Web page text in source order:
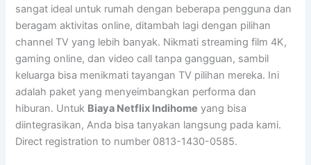
sangat ideal untuk rumah dengan beberapa pengguna dan
beragam aktivitas online, ditambah lagi dengan pilihan
channel TV yang lebih banyak. Nikmati streaming film 4K,
gaming online, dan video call tanpa gangguan, sambil
keluarga bisa menikmati tayangan TV pilihan mereka. Ini
adalah paket yang menyeimbangkan performa dan
hiburan. Untuk Biaya Netflix Indihome yang bisa
diintegrasikan, Anda bisa tanyakan langsung pada kami.
Direct registration to number 0813-1430-0585.